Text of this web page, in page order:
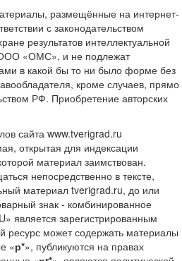
размещённые на интернет-
с законодательством
результатов интеллектуальной
ООО «ОМС», и не подлежат
в какой бы то ни было форме без
кроме случаев, прямо
РФ. Приобретение авторских
сайта www.tverigrad.ru
открытая для индексации
материал заимствован.
непосредственно в тексте,
материал tverigrad.ru, до или
знак - комбинированное
является зарегистрированным
ресурс может содержать материалы
«р*», публикуются на правах